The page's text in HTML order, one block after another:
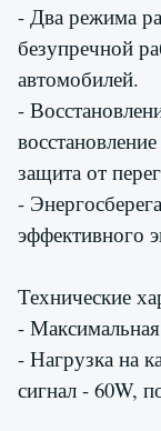
- Два режима
безупречной
автомобилей.
-
защита от
-
эффективного
Технические
-
- Нагрузка на
сигнал - 60W,